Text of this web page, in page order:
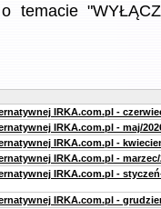
temacie
IRKA.com.pl -
IRKA.com.pl - maj/
IRKA.com.pl -
IRKA.com.pl - marzec/
IRKA.com.pl -
IRKA.com.pl -